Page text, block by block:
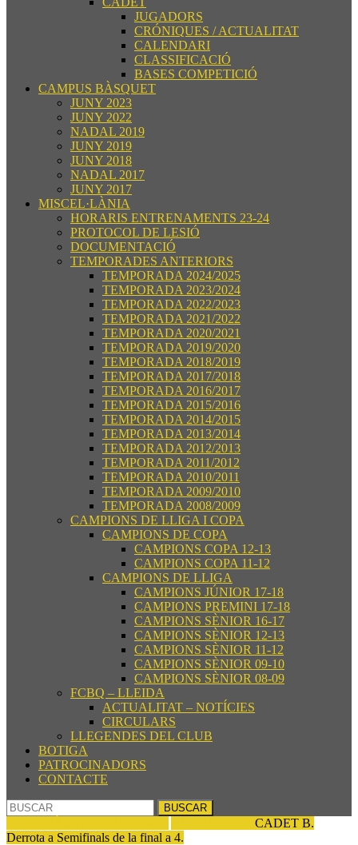
JUGADORS
CRÓNIQUES / ACTUALITAT
CALENDARI
CLASSIFICACIÓ
BASES COMPETICIÓ
CAMPUS BÀSQUET
JUNY 2023
JUNY 2022
NADAL 2019
JUNY 2019
JUNY 2018
NADAL 2017
JUNY 2017
MISCEL·LÀNIA
HORARIS ENTRENAMENTS 23-24
PROTOCOL DE LESIÓ
DOCUMENTACIÓ
TEMPORADES ANTERIORS
TEMPORADA 2024/2025
TEMPORADA 2023/2024
TEMPORADA 2022/2023
TEMPORADA 2021/2022
TEMPORADA 2020/2021
TEMPORADA 2019/2020
TEMPORADA 2018/2019
TEMPORADA 2017/2018
TEMPORADA 2016/2017
TEMPORADA 2015/2016
TEMPORADA 2014/2015
TEMPORADA 2013/2014
TEMPORADA 2012/2013
TEMPORADA 2011/2012
TEMPORADA 2010/2011
TEMPORADA 2009/2010
TEMPORADA 2008/2009
CAMPIONS DE LLIGA I COPA
CAMPIONS DE COPA
CAMPIONS COPA 12-13
CAMPIONS COPA 11-12
CAMPIONS DE LLIGA
CAMPIONS JÚNIOR 17-18
CAMPIONS PREMINI 17-18
CAMPIONS SÈNIOR 16-17
CAMPIONS SÈNIOR 12-13
CAMPIONS SÈNIOR 11-12
CAMPIONS SÈNIOR 09-10
CAMPIONS SÈNIOR 08-09
FCBQ – LLEIDA
ACTUALITAT – NOTÍCIES
CIRCULARS
LLEGENDES DEL CLUB
BOTIGA
PATROCINADORS
CONTACTE
BOTÓN
DE
CIERRE
Buscar:
CADET B.
Derrota a Semifinals de la final a 4.